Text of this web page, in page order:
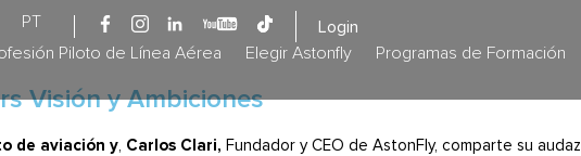
PT
Login
Piloto de Línea Aérea Elegir Astonfly Programas de Formación
Visión y Ambiciones
de aviación y, Carlos Clari, Fundador y CEO de AstonFly, comparte su